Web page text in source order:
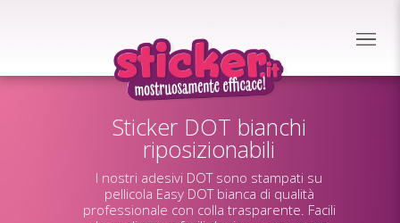
Sticker DOT bianchi
riposizionabili
I nostri adesivi DOT sono stampati su
pellicola Easy DOT bianca di qualità
professionale con colla trasparente. Facili